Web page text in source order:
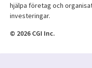
hjälpa företag och
investeringar.
© 2026 CGI Inc.